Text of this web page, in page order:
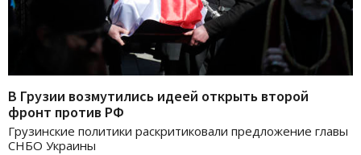
В Грузии возмутились идеей открыть второй
фронт против РФ
Грузинские политики раскритиковали предложение главы
СНБО Украины